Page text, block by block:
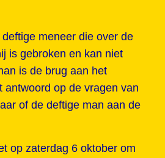
meneer die over de
is gebroken en kan niet
is de brug aan het
antwoord op de vragen van
of de deftige man aan de
op zaterdag 6 oktober om